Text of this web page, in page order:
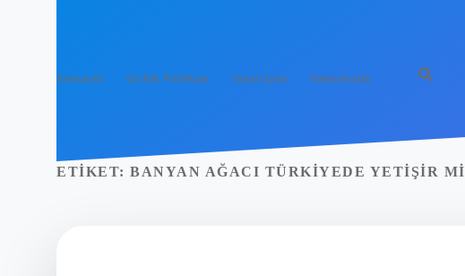
Anasayfa Gizlilik Politikası Yasal Uyarı Hakkımızda
ETIKET: BANYAN AĞACI TÜRKIYEDE YETIŞIR MI